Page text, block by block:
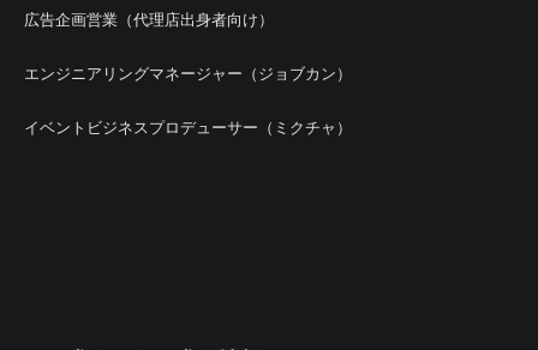
広告企画営業（代理店出身者向け）
エンジニアリングマネージャー（ジョブカン）
イベントビジネスプロデューサー（ミクチャ）